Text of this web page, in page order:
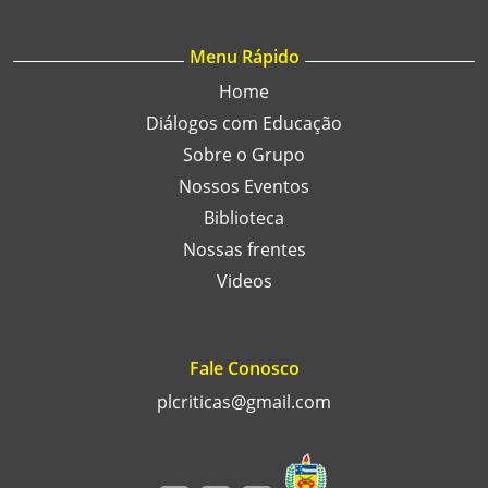
Menu Rápido
Home
Diálogos com Educação
Sobre o Grupo
Nossos Eventos
Biblioteca
Nossas frentes
Videos
Fale Conosco
plcriticas@gmail.com